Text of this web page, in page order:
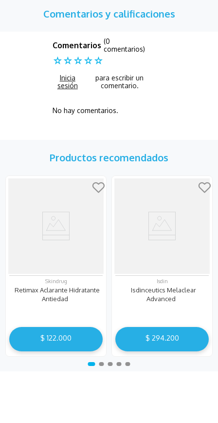
Comentarios y calificaciones
☆☆☆☆☆
(0
comentarios)
No hay comentarios.
Productos recomendados
Skindrug
Retimax Aclarante Hidratante
Antiedad
$ 122.000
Isdin
Isdinceutics Melaclear
Advanced
$ 294.200